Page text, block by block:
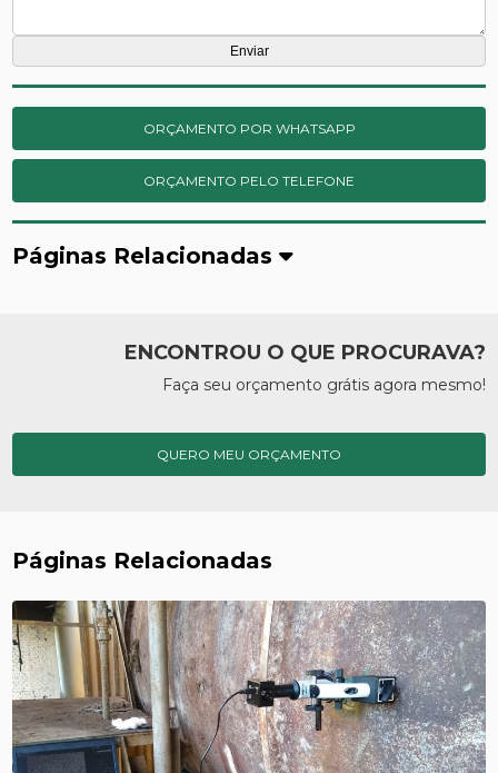
ORÇAMENTO POR WHATSAPP
ORÇAMENTO PELO TELEFONE
Páginas Relacionadas
ENCONTROU O QUE PROCURAVA?
Faça seu orçamento grátis agora mesmo!
QUERO MEU ORÇAMENTO
Páginas Relacionadas